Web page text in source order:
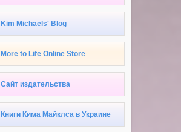
Kim Michaels' Blog
More to Life Online Store
Сайт издательства
Книги Кима Майклса в Украине